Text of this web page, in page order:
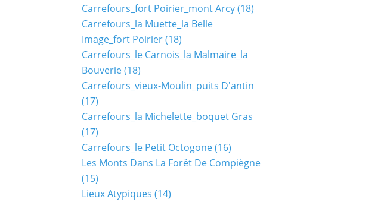
Carrefours_fort Poirier_mont Arcy(18)
Carrefours_la Muette_la Belle
Image_fort Poirier(18)
Carrefours_le Carnois_la Malmaire_la
Bouverie(18)
Carrefours_vieux-Moulin_puits D'antin
(17)
Carrefours_la Michelette_boquet Gras
(17)
Carrefours_le Petit Octogone(16)
Les Monts Dans La Forêt De Compiègne
(15)
Lieux Atypiques (14)